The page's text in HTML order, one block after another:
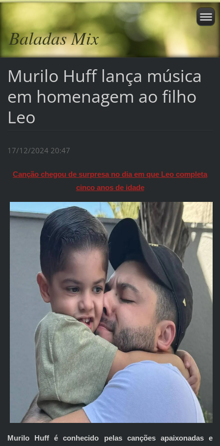
Baladas Mix
Murilo Huff lança música
em homenagem ao filho
Leo
17/12/2024 20:47
Canção chegou de surpresa no dia em que Leo completa
cinco anos de idade
Murilo Huff é conhecido pelas canções apaixonadas e